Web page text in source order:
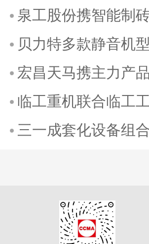
泉工股份携智能制
贝力特多款静音机
宏昌天马携主力产
临工重机联合临工
三一成套化设备组